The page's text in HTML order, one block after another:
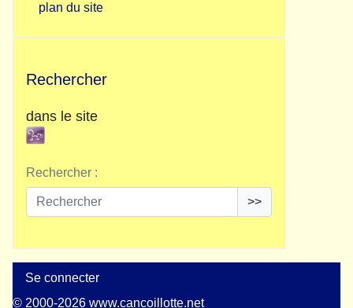
plan du site
Rechercher
dans le site
Rechercher :
>>
Se connecter
© 2000-2026 www.cancoillotte.net